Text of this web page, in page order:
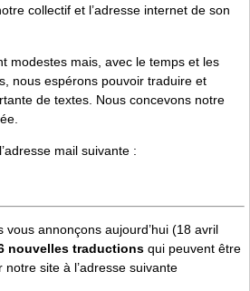
collectif et l’adresse internet de son
modestes mais, avec le temps et les
nous espérons pouvoir traduire et
de textes. Nous concevons notre
mail suivante :
vous annonçons aujourd’hui (18 avril
nouvelles traductions qui peuvent être
site à l’adresse suivante